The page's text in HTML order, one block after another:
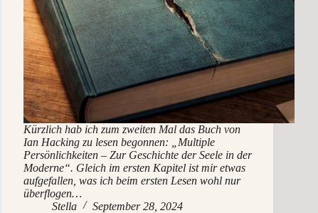
Kürzlich hab ich zum zweiten Mal das Buch von
Ian Hacking zu lesen begonnen: „Multiple
Persönlichkeiten – Zur Geschichte der Seele in der
Moderne“. Gleich im ersten Kapitel ist mir etwas
aufgefallen, was ich beim ersten Lesen wohl nur
überflogen…
Stella
September 28, 2024